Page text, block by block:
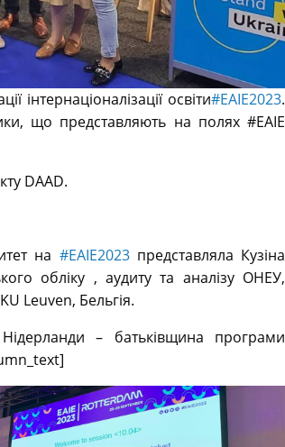
інтернаціоналізації освіти#EAIE2023.
що представляють на полях #EAIE
DAAD.
на #EAIE2023представляла Кузіна
обліку , аудиту та аналізу ОНЕУ,
Leuven, Бельгія.
– батьківщина програми